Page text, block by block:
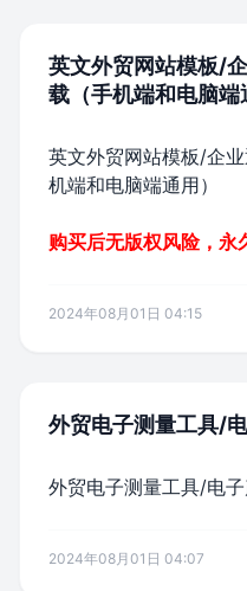
英文外贸网站模板/
载（手机端和电脑端
英文外贸网站模板/企
机端和电脑端通用）
购买后无版权风险，永
2024年08月01日 04:15
外贸电子测量工具/
外贸电子测量工具/电
2024年08月01日 04:07